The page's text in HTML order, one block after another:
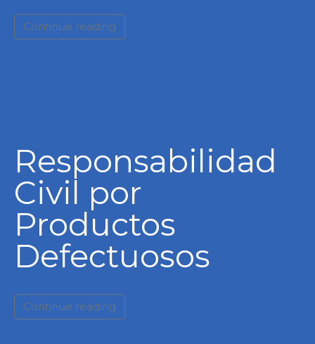
Continue reading
Responsabilidad
Civil por
Productos
Defectuosos
Continue reading